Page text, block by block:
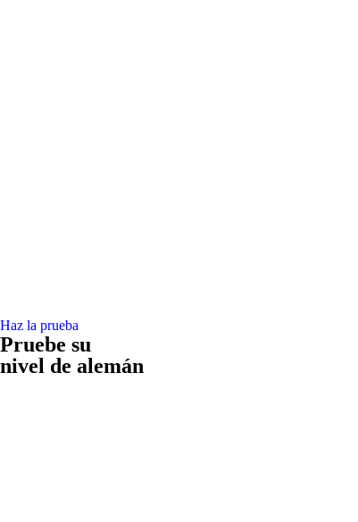
Haz la prueba
Pruebe su
nivel de alemán